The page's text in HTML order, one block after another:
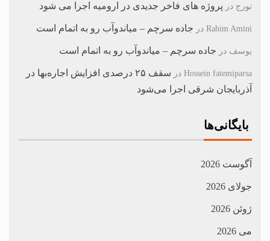
تورج در پروژه های فاخر جدیدی در ارومیه اجرا می شود
Rahim Amini در جاده سرچم – میاندوآب رو به اتمام است
یوسف در جاده سرچم – میاندوآب رو به اتمام است
Hossein fatemiparsa در
سقف ۲۵ درصدی افزایش اجاره‌بها در
آذربایجان شرقی اجرا می‌شود
بایگانی‌ها
آگوست 2026
جولای 2026
ژوئن 2026
می 2026